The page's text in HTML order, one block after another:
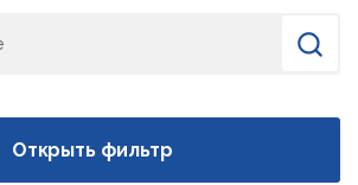
Найти
Открыть фильтр